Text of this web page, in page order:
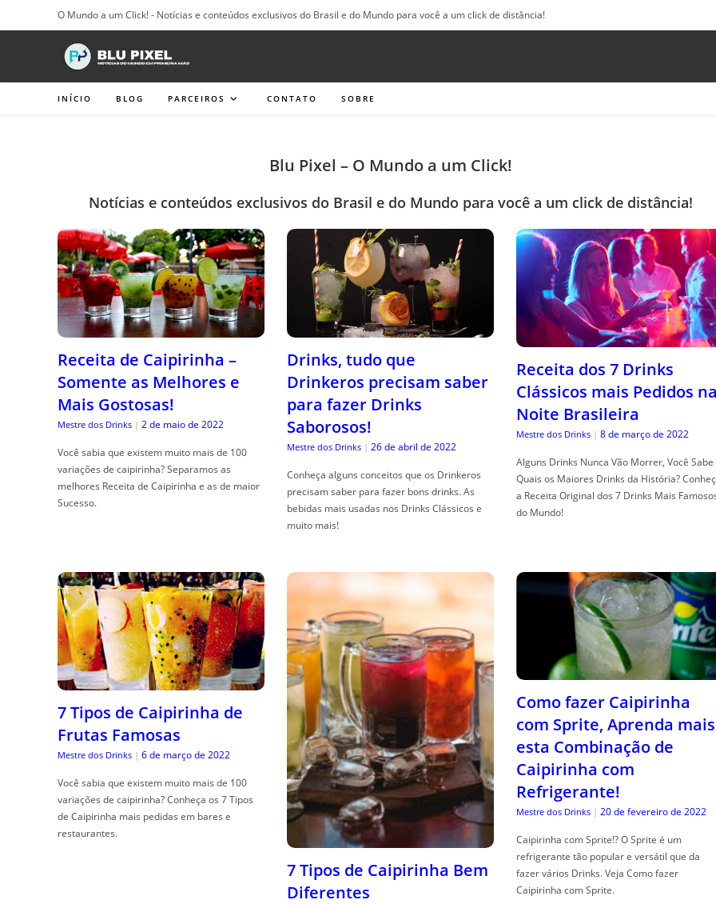
para
O Mundo a um Click! - Notícias e conteúdos exclusivos do Brasil e do Mundo para você a um click de distância!
INÍCIO BLOG PARCEIROS CONTATO SOBRE
Blu Pixel – O Mundo a um Click!
Notícias e conteúdos exclusivos do Brasil e do Mundo para você a um click de distância!
Receita de Caipirinha –
Somente as Melhores e
Mais Gostosas!
Mestre dos Drinks | 2 de maio de 2022
Você sabia que existem muito mais de 100
variações de caipirinha? Separamos as
melhores Receita de Caipirinha e as de maior
Sucesso.
Drinks, tudo que
Drinkeros precisam saber
para fazer Drinks
Saborosos!
Mestre dos Drinks | 26 de abril de 2022
Conheça alguns conceitos que os Drinkeros
precisam saber para fazer bons drinks. As
bebidas mais usadas nos Drinks Clássicos e
muito mais!
Receita dos 7 Drinks
Clássicos mais Pedidos
Noite Brasileira
Mestre dos Drinks | 8 de março de 2022
Alguns Drinks Nunca Vão Morrer, Você Sabe
Quais os Maiores Drinks da História?
a Receita Original dos 7 Drinks Mais
do Mundo!
7 Tipos de Caipirinha de
Frutas Famosas
Mestre dos Drinks | 6 de março de 2022
Você sabia que existem muito mais de 100
variações de caipirinha? Conheça os 7 Tipos
de Caipirinha mais pedidas em bares e
restaurantes.
7 Tipos de Caipirinha Bem
Diferentes
Como fazer Caipirinha
com Sprite, Aprenda mais
esta Combinação de
Caipirinha com
Refrigerante!
Mestre dos Drinks | 20 de fevereiro de 2022
Caipirinha com Sprite!? O Sprite é um
refrigerante tão popular e versátil que da
fazer vários Drinks. Veja Como fazer
Caipirinha com Sprite.